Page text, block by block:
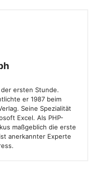
ersten Stunde.
er 1987 beim
Seine Spezialität
Excel. Als PHP-
maßgeblich die erste
anerkannter Experte